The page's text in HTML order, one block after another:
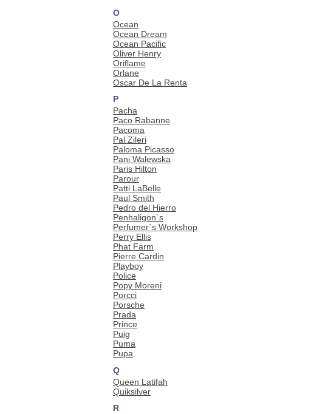
O
Ocean
Ocean Dream
Ocean Pacific
Oliver Henry
Oriflame
Orlane
Oscar De La Renta
P
Pacha
Paco Rabanne
Pacoma
Pal Zileri
Paloma Picasso
Pani Walewska
Paris Hilton
Parour
Patti LaBelle
Paul Smith
Pedro del Hierro
Penhaligon`s
Perfumer`s Workshop
Perry Ellis
Phat Farm
Pierre Cardin
Playboy
Police
Popy Moreni
Porcci
Porsche
Prada
Prince
Puig
Puma
Pupa
Q
Queen Latifah
Quiksilver
R